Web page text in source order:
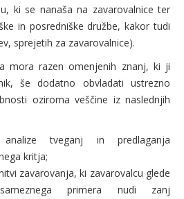
ki se nanaša na zavarovalnice ter
in posredniške družbe, kakor tudi
sprejetih za zavarovalnice).
mora razen omenjenih znanj, ki ji
še dodatno obvladati ustrezno
oziroma veščine iz naslednjih
analize tveganj in predlaganja
kritja;
zavarovanja, ki zavarovalcu glede
primera nudi zanj